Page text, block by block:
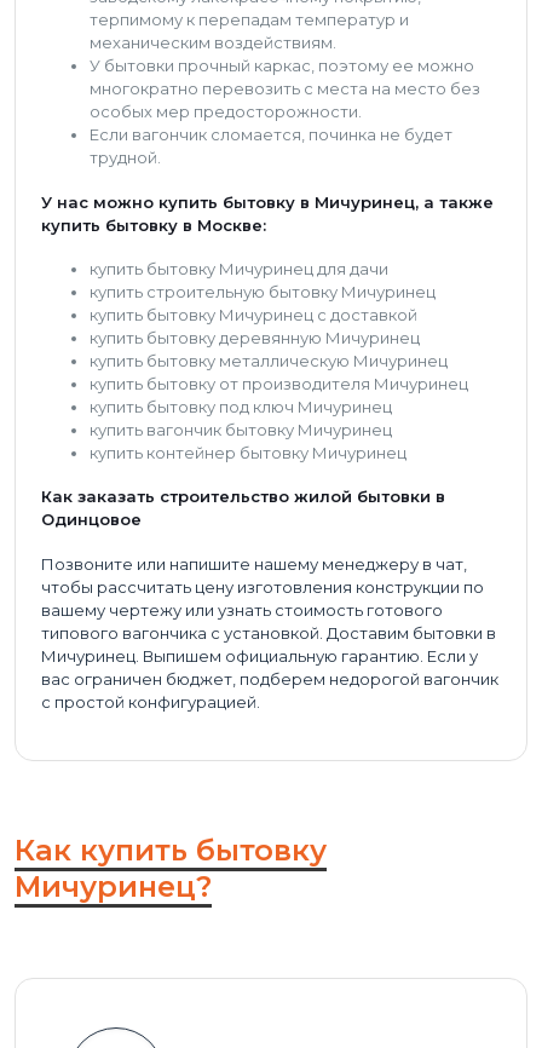
терпимому к перепадам температур и
механическим воздействиям.
У бытовки прочный каркас, поэтому ее можно
многократно перевозить с места на место без
особых мер предосторожности.
Если вагончик сломается, починка не будет
трудной.
У нас можно купить бытовку в Мичуринец, а также
купить бытовку в Москве:
купить бытовку Мичуринец для дачи
купить строительную бытовку Мичуринец
купить бытовку Мичуринец с доставкой
купить бытовку деревянную Мичуринец
купить бытовку металлическую Мичуринец
купить бытовку от производителя Мичуринец
купить бытовку под ключ Мичуринец
купить вагончик бытовку Мичуринец
купить контейнер бытовку Мичуринец
Как заказать строительство жилой бытовки в
Одинцовое
Позвоните или напишите нашему менеджеру в чат,
чтобы рассчитать цену изготовления конструкции по
вашему чертежу или узнать стоимость готового
типового вагончика с установкой. Доставим бытовки в
Мичуринец. Выпишем официальную гарантию. Если у
вас ограничен бюджет, подберем недорогой вагончик
с простой конфигурацией.
Как купить бытовку
Мичуринец?